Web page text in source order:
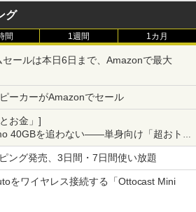
グ
間 1週間 1カ月
セールは本日6日まで、Amazonで最大
ーカーがAmazonでセール
お金」]
40GBを追わない――単身向け「超おトク
注意点
ング発売、3日間・7日間使い放題
をワイヤレス接続する「Ottocast Mini